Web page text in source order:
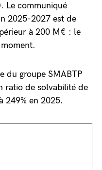
Le communiqué
2025-2027 est de
à 200 M€ : le
du groupe SMABTP
ratio de solvabilité de
249% en 2025.